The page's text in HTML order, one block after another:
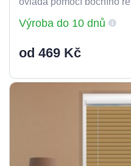
Výroba do 10 dnů
od 469 Kč